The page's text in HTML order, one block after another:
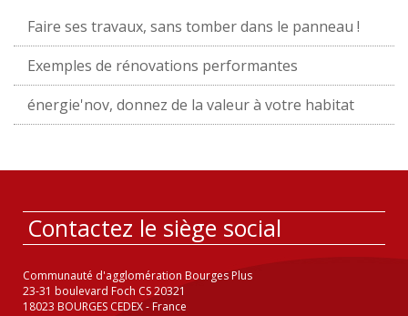
Faire ses travaux, sans tomber dans le panneau !
Exemples de rénovations performantes
énergie'nov, donnez de la valeur à votre habitat
Contactez le siège social
Communauté d'agglomération Bourges Plus
23-31 boulevard Foch CS 20321
18023 BOURGES CEDEX - France